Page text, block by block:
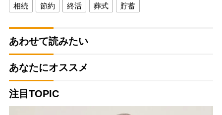
相続
節約 終活 葬式 貯蓄
あわせて読みたい
あなたにオススメ
注目TOPIC